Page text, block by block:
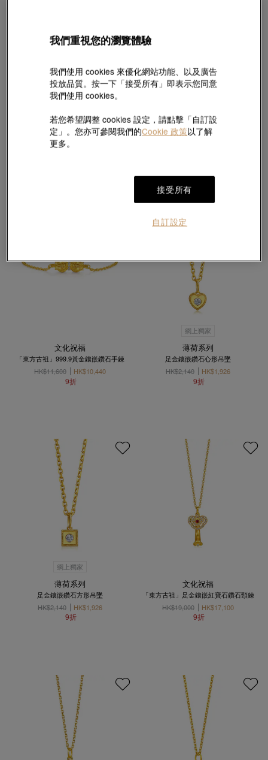
「東方古祖」足金鑲嵌紅寶石鑽石四合如
意頸鍊
HK$27,200
9折
足金鑲嵌鑽石愛心鑰匙吊墜
HK$1,460
HK$1,314
文化祝福
「東方古祖」999.9黃金鑲嵌鑽石手鍊
HK$11,600
HK$10,440
9折
網上獨家
薄荷系列
足金鑲嵌鑽石心形吊墜
HK$2,140
HK$1,926
9折
網上獨家
薄荷系列
足金鑲嵌鑽石方形吊墜
HK$2,140
HK$1,926
9折
文化祝福
「東方古祖」足金鑲嵌紅寶石鑽石頸鍊
HK$19,000
HK$17,100
9折
我們重視您的瀏覽體驗
我們使用 cookies 來優化網站功能、以及廣告
投放品質。按一下「接受所有」即表示您同意
我們使用 cookies。
若您希望調整 cookies 設定，請點擊「自訂設
定」。您亦可參閱我們的Cookie 政策以了解
更多。
接受所有
自訂設定